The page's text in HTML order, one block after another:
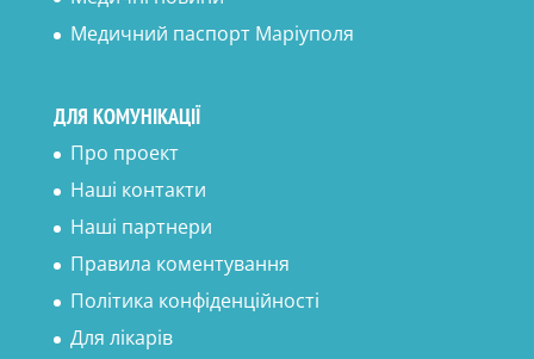
Медичний паспорт Маріуполя
ДЛЯ КОМУНІКАЦІЇ
Про проект
Наші контакти
Наші партнери
Правила коментування
Політика конфіденційності
Для лікарів